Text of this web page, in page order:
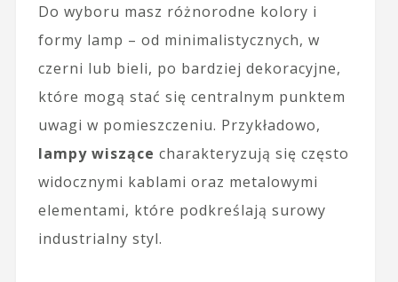
Do wyboru masz różnorodne kolory i
formy lamp – od minimalistycznych, w
czerni lub bieli, po bardziej dekoracyjne,
które mogą stać się centralnym punktem
uwagi w pomieszczeniu. Przykładowo,
lampy wiszące charakteryzują się często
widocznymi kablami oraz metalowymi
elementami, które podkreślają surowy
industrialny styl.